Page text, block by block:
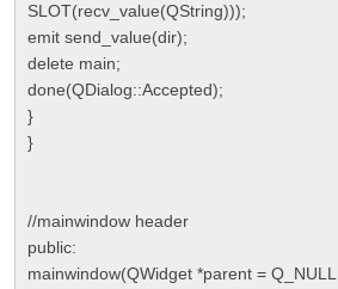
SLOT(recv_value(QString)));
emit send_value(dir);
delete main;
done(QDialog::Accepted);
}
}
//mainwindow header
public:
mainwindow(QWidget *parent =